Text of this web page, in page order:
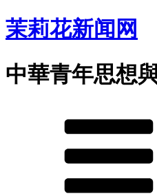
茉莉花新闻网
中華青年思想